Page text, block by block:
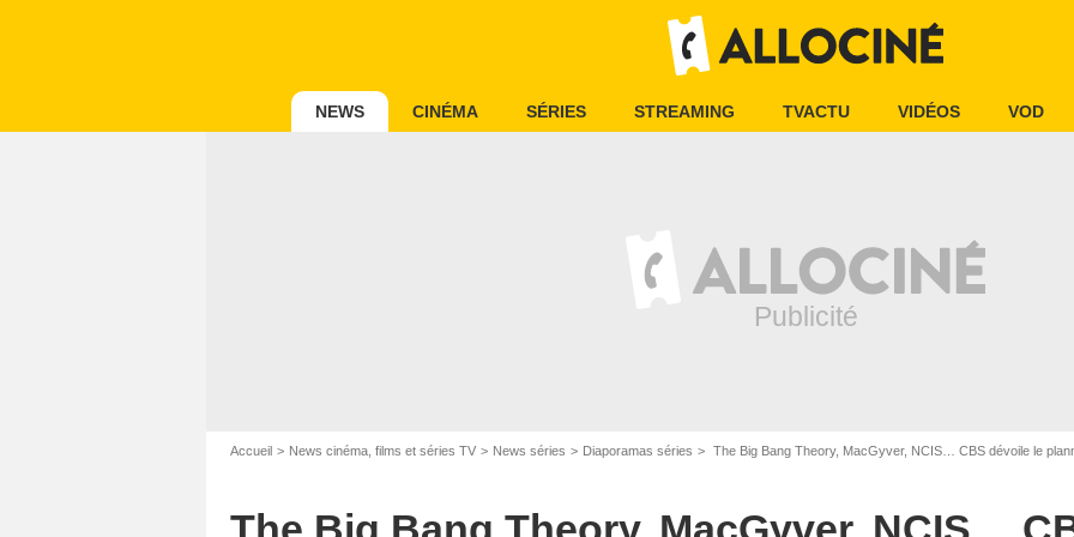
NEWS CINÉMA SÉRIES STREAMING TVACTU VIDÉOS VOD
Accueil News cinéma, films et séries TV News séries Diaporamas séries The Big Bang Theory, MacGyver, NCIS… CBS dévoile le